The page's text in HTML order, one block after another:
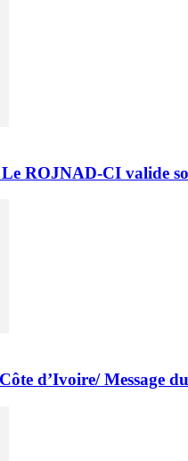
ROJNAD-CI valide
d’Ivoire/ Message